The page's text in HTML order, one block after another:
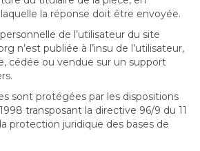
laquelle la réponse doit être envoyée.
de l’utilisateur du site
n’est publiée à l’insu de l’utilisateur,
cédée ou vendue sur un support
sont protégées par les dispositions
transposant la directive 96/9 du 11
protection juridique des bases de